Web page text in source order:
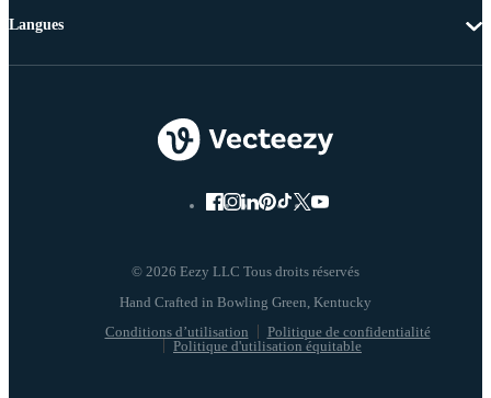
© 2026 Eezy LLC Tous droits réservés
Conditions d’utilisation
Politique de confidentialité
Politique d'utilisation équitable
Langues